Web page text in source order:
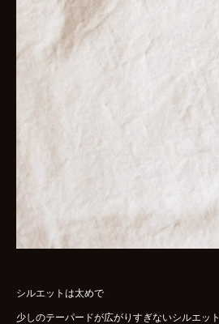
シルエットは太めで
少しのテーパードが広がりすぎないシルエット